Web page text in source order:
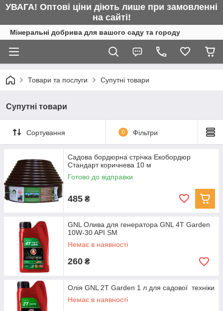
УВАГА! Оптові ціни діють лише при замовленні
на сайті!
Мінеральні добрива для вашого саду та городу
Товари та послуги Супутні товари
Супутні товари
Сортування 0 Фільтри
Садова бордюрна стрічка Екобордюр
Стандарт коричнева 10 м
Готово до відправки
485 ₴
GNL Олива для генератора GNL 4T Garden
10W-30 API SM
Немає в наявності
260 ₴
Олія GNL 2T Garden 1 л для садової техніки
Немає в наявності